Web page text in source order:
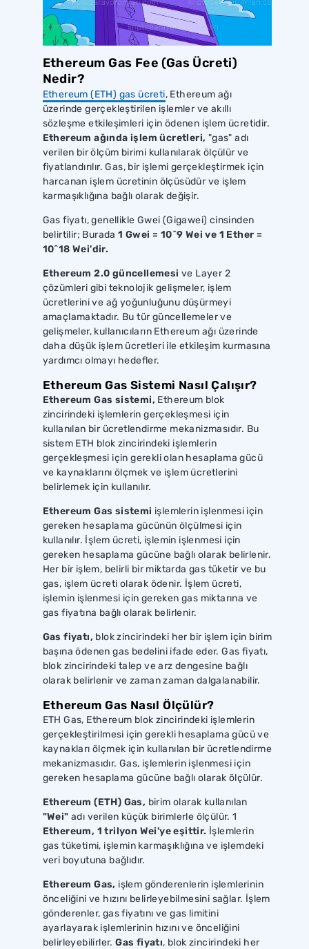
Ethereum Gas Fee (Gas Ücreti)
Nedir?
Ethereum (ETH) gas ücreti, Ethereum ağı
üzerinde gerçekleştirilen işlemler ve akıllı
sözleşme etkileşimleri için ödenen işlem ücretidir.
Ethereum ağında işlem ücretleri, "gas" adı
verilen bir ölçüm birimi kullanılarak ölçülür ve
fiyatlandırılır. Gas, bir işlemi gerçekleştirmek için
harcanan işlem ücretinin ölçüsüdür ve işlem
karmaşıklığına bağlı olarak değişir.
Gas fiyatı, genellikle Gwei (Gigawei) cinsinden
belirtilir; Burada1 Gwei = 10^9 Wei ve 1 Ether =
10^18 Wei'dir.
Ethereum 2.0 güncellemesi ve Layer 2
çözümleri gibi teknolojik gelişmeler, işlem
ücretlerini ve ağ yoğunluğunu düşürmeyi
amaçlamaktadır. Bu tür güncellemeler ve
gelişmeler, kullanıcıların Ethereum ağı üzerinde
daha düşük işlem ücretleri ile etkileşim kurmasına
yardımcı olmayı hedefler.
Ethereum Gas Sistemi Nasıl Çalışır?
Ethereum Gas sistemi, Ethereum blok
zincirindeki işlemlerin gerçekleşmesi için
kullanılan bir ücretlendirme mekanizmasıdır. Bu
sistem ETH blok zincirindeki işlemlerin
gerçekleşmesi için gerekli olan hesaplama gücü
ve kaynaklarını ölçmek ve işlem ücretlerini
belirlemek için kullanılır.
Ethereum Gas sistemi işlemlerin işlenmesi için
gereken hesaplama gücünün ölçülmesi için
kullanılır. İşlem ücreti, işlemin işlenmesi için
gereken hesaplama gücüne bağlı olarak belirlenir.
Her bir işlem, belirli bir miktarda gas tüketir ve bu
gas, işlem ücreti olarak ödenir. İşlem ücreti,
işlemin işlenmesi için gereken gas miktarına ve
gas fiyatına bağlı olarak belirlenir.
Gas fiyatı, blok zincirindeki her bir işlem için birim
başına ödenen gas bedelini ifade eder. Gas fiyatı,
blok zincirindeki talep ve arz dengesine bağlı
olarak belirlenir ve zaman zaman dalgalanabilir.
Ethereum Gas Nasıl Ölçülür?
ETH Gas, Ethereum blok zincirindeki işlemlerin
gerçekleştirilmesi için gerekli hesaplama gücü ve
kaynakları ölçmek için kullanılan bir ücretlendirme
mekanizmasıdır. Gas, işlemlerin işlenmesi için
gereken hesaplama gücüne bağlı olarak ölçülür.
Ethereum (ETH) Gas, birim olarak kullanılan
"Wei" adı verilen küçük birimlerle ölçülür. 1
Ethereum, 1 trilyon Wei'ye eşittir. İşlemlerin
gas tüketimi, işlemin karmaşıklığına ve işlemdeki
veri boyutuna bağlıdır.
Ethereum Gas, işlem gönderenlerin işlemlerinin
önceliğini ve hızını belirleyebilmesini sağlar. İşlem
gönderenler, gas fiyatını ve gas limitini
ayarlayarak işlemlerinin hızını ve önceliğini
belirleyebilirler. Gas fiyatı, blok zincirindeki her